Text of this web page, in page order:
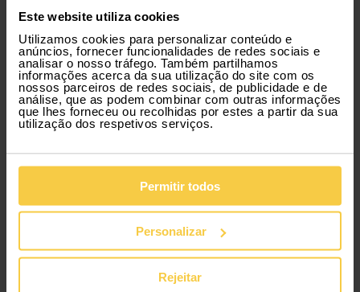
Este website utiliza cookies
Utilizamos cookies para personalizar conteúdo e
anúncios, fornecer funcionalidades de redes sociais e
analisar o nosso tráfego. Também partilhamos
informações acerca da sua utilização do site com os
nossos parceiros de redes sociais, de publicidade e de
análise, que as podem combinar com outras informações
que lhes forneceu ou recolhidas por estes a partir da sua
utilização dos respetivos serviços.
Permitir todos
Personalizar
Rejeitar
pelo seu design, claro, normalmente agressivo e
arrojado, mas também pelo ronco do motor.
Porém, deixamos aqui um aviso que deve ser
levado muito a sério: ao volante de um carro
desportivo ou de um monovolume, as regras de
trânsito são as mesmas, tal como os limites de
velocidade. A condução defensiva deve ser,
portanto, uma máxima a cumprir.